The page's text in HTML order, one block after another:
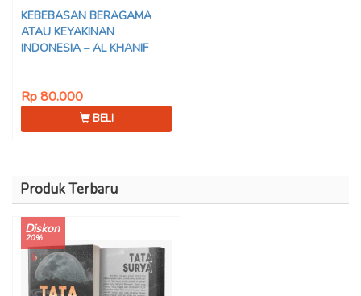
KEBEBASAN BERAGAMA
ATAU KEYAKINAN
INDONESIA – AL KHANIF
Rp 80.000
BELI
Produk Terbaru
Diskon
20%